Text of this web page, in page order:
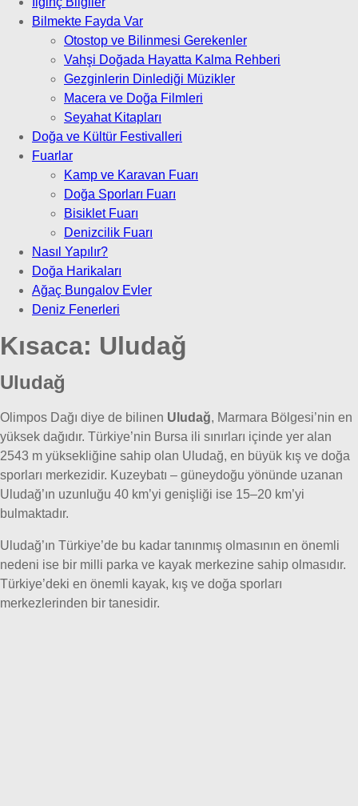
Bilmekte Fayda Var
Otostop ve Bilinmesi Gerekenler
Vahşi Doğada Hayatta Kalma Rehberi
Gezginlerin Dinlediği Müzikler
Macera ve Doğa Filmleri
Seyahat Kitapları
Doğa ve Kültür Festivalleri
Fuarlar
Kamp ve Karavan Fuarı
Doğa Sporları Fuarı
Bisiklet Fuarı
Denizcilik Fuarı
Nasıl Yapılır?
Doğa Harikaları
Ağaç Bungalov Evler
Deniz Fenerleri
Kısaca: Uludağ
Uludağ
Olimpos Dağı diye de bilinen Uludağ, Marmara Bölgesi’nin en
yüksek dağıdır. Türkiye’nin Bursa ili sınırları içinde yer alan
2543 m yüksekliğine sahip olan Uludağ, en büyük kış ve doğa
sporları merkezidir. Kuzeybatı – güneydoğu yönünde uzanan
Uludağ’ın uzunluğu 40 km’yi genişliği ise 15–20 km’yi
bulmaktadır.
Uludağ’ın Türkiye’de bu kadar tanınmış olmasının en önemli
nedeni ise bir milli parka ve kayak merkezine sahip olmasıdır.
Türkiye’deki en önemli kayak, kış ve doğa sporları
merkezlerinden bir tanesidir.